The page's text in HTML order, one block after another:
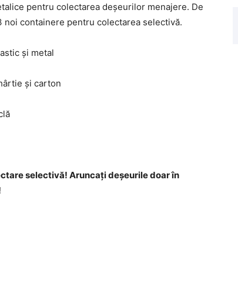
pentru colectarea deșeurilor menajere. De
containere pentru colectarea selectivă.
și metal
și carton
selectivă! Aruncați deșeurile doar în